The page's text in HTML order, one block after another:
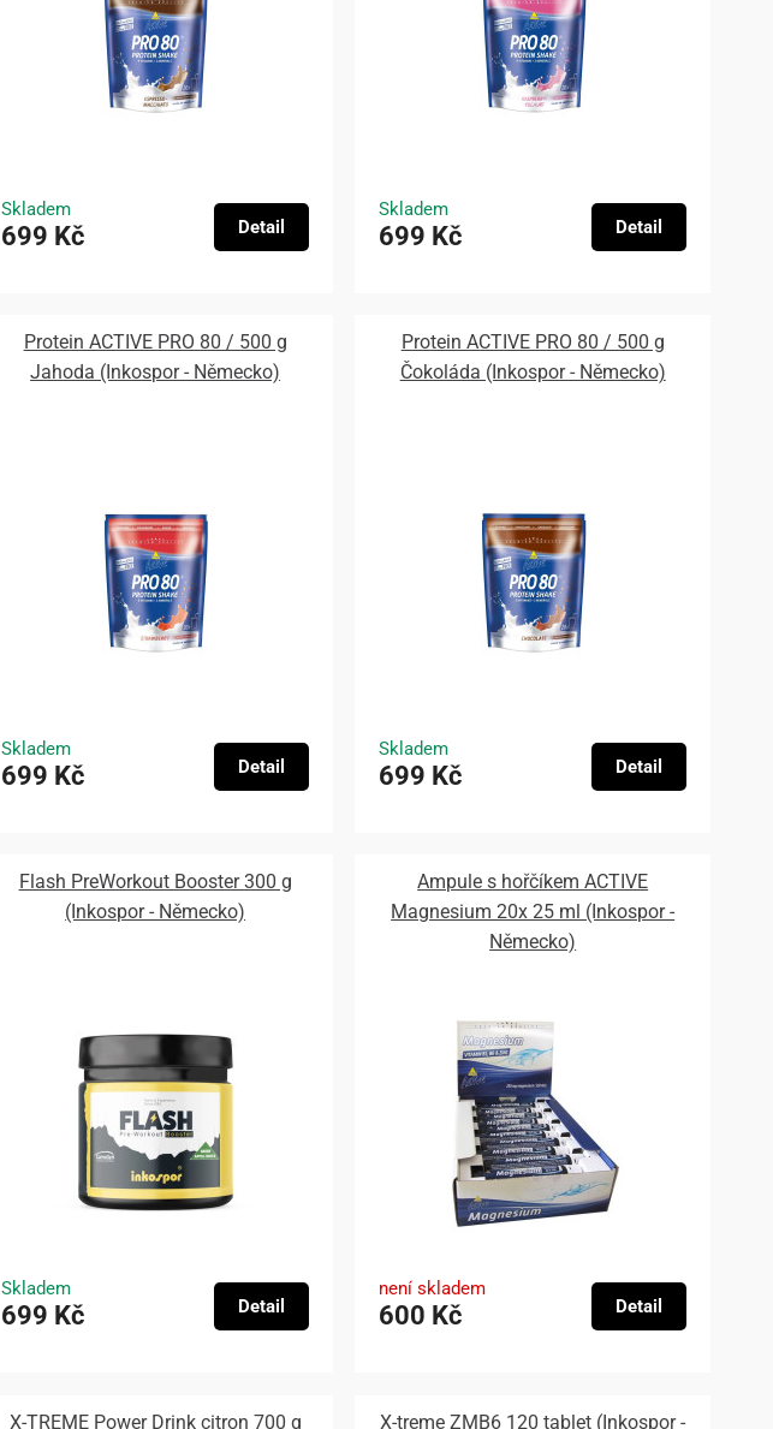
Skladem
699 Kč Detail
Skladem
699 Kč Detail
Protein ACTIVE PRO 80 / 500 g
Jahoda (Inkospor - Německo)
Skladem
699 Kč Detail
Protein ACTIVE PRO 80 / 500 g
Čokoláda (Inkospor - Německo)
Skladem
699 Kč Detail
Flash PreWorkout Booster 300 g
(Inkospor - Německo)
Skladem
699 Kč Detail
Ampule s hořčíkem ACTIVE
Magnesium 20x 25 ml (Inkospor -
Německo)
není skladem
600 Kč Detail
X-TREME Power Drink citron 700 g X-treme ZMB6 120 tablet (Inkospor -